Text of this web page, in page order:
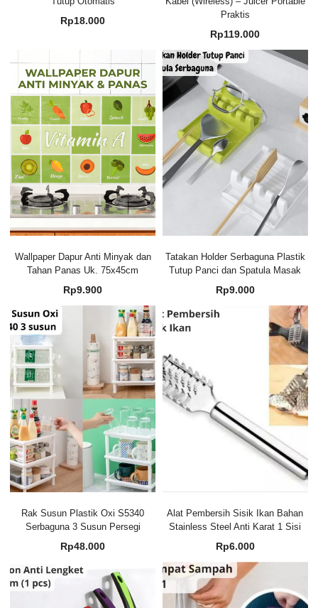
Rp18.000
Praktis
Rp119.000
Wallpaper Dapur Anti Minyak dan
Tahan Panas Uk. 75x45cm
Rp9.900
Tatakan Holder Serbaguna Plastik
Tutup Panci dan Spatula Masak
Rp9.000
Rak Susun Plastik Oxi S5340
Serbaguna 3 Susun Persegi
Rp48.000
Alat Pembersih Sisik Ikan Bahan
Stainless Steel Anti Karat 1 Sisi
Rp6.000